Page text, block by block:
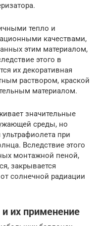
тепло и
качествами,
этим материалом,
этого в
их декоративная
раствором, краской
материалом.
значительные
среды, но
при
Вследствие этого
монтажной пеной,
закрывается
солнечной радиации
их применение